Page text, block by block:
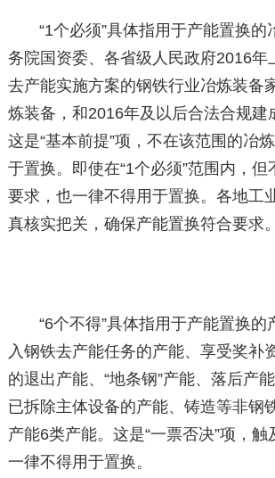
“1个必须”具体指用于产能置换的
务院国资委、各省级人民政府2016年
去产能实施方案的钢铁行业冶炼装备
炼装备，和2016年及以后合法合规建
这是“基本前提”项，不在该范围的冶
于置换。即使在“1个必须”范围内，但
要求，也一律不得用于置换。各地工
真核实把关，确保产能置换符合要求。
“6个不得”具体指用于产能置换的
入钢铁去产能任务的产能、享受奖补
的退出产能、“地条钢”产能、落后产
已拆除主体设备的产能、铸造等非钢
产能6类产能。这是“一票否决”项，
一律不得用于置换。